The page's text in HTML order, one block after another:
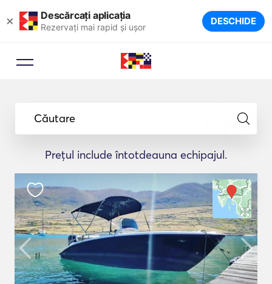
× Descărcați aplicația
Rezervați mai rapid și ușor DESCHIDE
Căutare
Prețul include întotdeauna echipajul.